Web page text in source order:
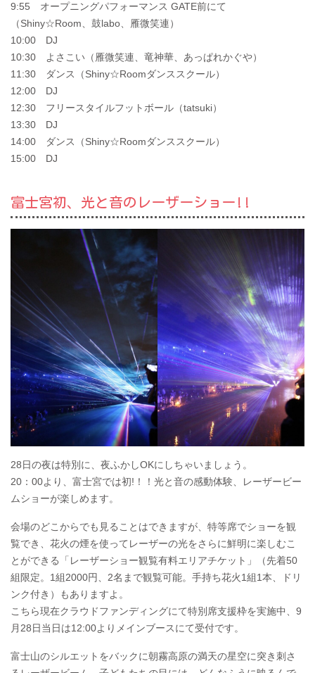
9:55 オープニングパフォーマンス GATE前にて
（Shiny☆Room、鼓labo、雁微笑連）
10:00 DJ
10:30 よさこい（雁微笑連、竜神華、あっぱれかぐや）
11:30 ダンス（Shiny☆Roomダンススクール）
12:00 DJ
12:30 フリースタイルフットボール（tatsuki）
13:30 DJ
14:00 ダンス（Shiny☆Roomダンススクール）
15:00 DJ
富士宮初、光と音のレーザーショー!!
28日の夜は特別に、夜ふかしOKにしちゃいましょう。
20：00より、富士宮では初!！！光と音の感動体験、レーザービー
ムショーが楽しめます。
会場のどこからでも見ることはできますが、特等席でショーを観
覧でき、花火の煙を使ってレーザーの光をさらに鮮明に楽しむこ
とができる「レーザーショー観覧有料エリアチケット」（先着50
組限定。1組2000円、2名まで観覧可能。手持ち花火1組1本、ドリ
ンク付き）もありますよ。
こちら現在クラウドファンディングにて特別席支援枠を実施中、9
月28日当日は12:00よりメインブースにて受付です。
富士山のシルエットをバックに朝霧高原の満天の星空に突き刺さ